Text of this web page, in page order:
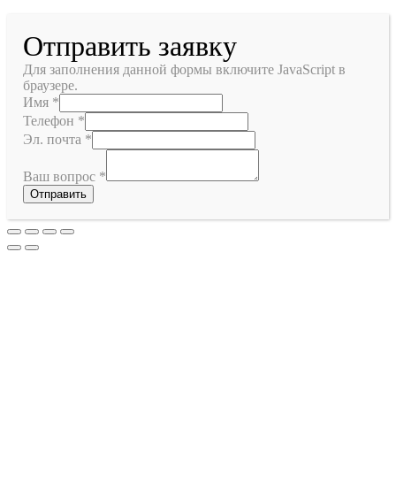
Отправить заявку
Для заполнения данной формы включите JavaScript в
браузере.
Имя *
Телефон *
Эл. почта *
Ваш вопрос *
Отправить